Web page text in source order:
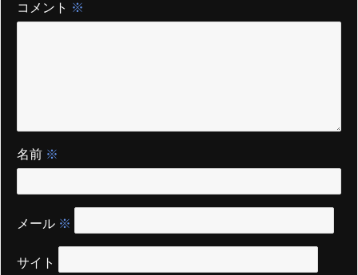
コメント ※
名前 ※
メール ※
サイト